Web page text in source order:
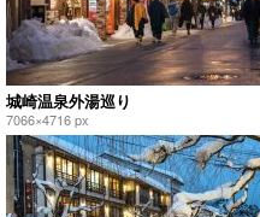
城崎温泉外湯巡り
7066×4716 px